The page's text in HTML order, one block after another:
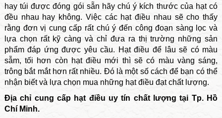
hay túi được đóng gói sẵn hãy chú ý kích thước của hạt có
đều nhau hay không. Việc các hạt điều nhau sẽ cho thấy
rằng đơn vị cung cấp rất chú ý đến công đoạn sàng lọc và
lựa chọn rất kỹ càng và chỉ đưa ra thị trường những sản
phẩm đáp ứng được yêu cầu. Hạt điều để lâu sẽ có màu
sẫm, tối hơn còn hạt điều mới thì sẽ có màu vàng sáng,
trông bắt mắt hơn rất nhiều. Đó là một số cách để bạn có thể
nhận biết và lựa chọn mua những hạt điều đạt chất lượng.
Địa chỉ cung cấp hạt điều uy tín chất lượng tại Tp. Hồ
Chí Minh.